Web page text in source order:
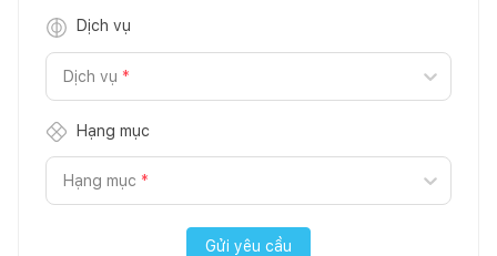
Dịch vụ
Dịch vụ *
Hạng mục
Hạng mục *
Gửi yêu cầu